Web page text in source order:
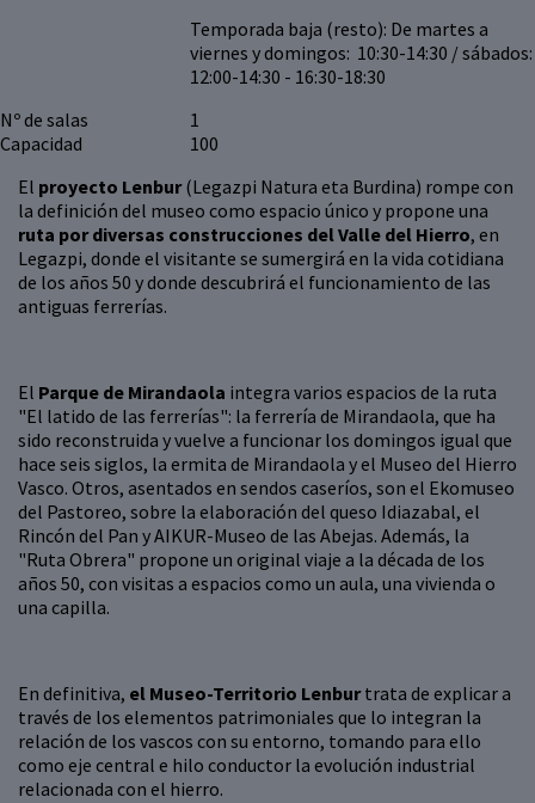
El proyecto Lenbur(Legazpi Natura eta Burdina) rompe con
la definición del museo como espacio único y propone una
ruta por diversas construcciones del Valle del Hierro, en
Legazpi, donde el visitante se sumergirá en la vida cotidiana
de los años 50 y donde descubrirá el funcionamiento de las
antiguas ferrerías.
El Parque de Mirandaola integra varios espacios de la ruta
"El latido de las ferrerías": la ferrería de Mirandaola, que ha
sido reconstruida y vuelve a funcionar los domingos igual que
hace seis siglos, la ermita de Mirandaola y el Museo del Hierro
Vasco. Otros, asentados en sendos caseríos, son el Ekomuseo
del Pastoreo, sobre la elaboración del queso Idiazabal, el
Rincón del Pan y AIKUR-Museo de las Abejas. Además, la
"Ruta Obrera" propone un original viaje a la década de los
años 50, con visitas a espacios como un aula, una vivienda o
una capilla.
En definitiva, el Museo-Territorio Lenburtrata de explicar a
través de los elementos patrimoniales que lo integran la
relación de los vascos con su entorno, tomando para ello
como eje central e hilo conductor la evolución industrial
relacionada con el hierro.
Temporada baja (resto): De martes a
viernes y domingos: 10:30-14:30 / sábados:
12:00-14:30 - 16:30-18:30
Nº de salas
1
Capacidad
100